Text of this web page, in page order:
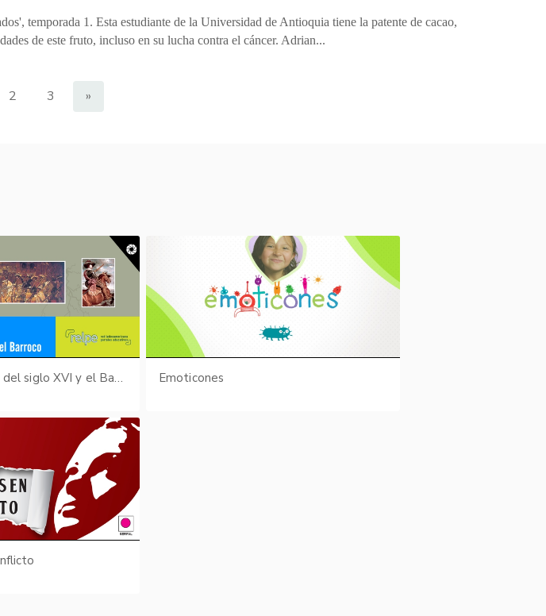
temporada 1. Esta estudiante de la Universidad de Antioquia tiene la patente de cacao,
de este fruto, incluso en su lucha contra el cáncer. Adrian...
2 3 »
Kairos - La España del siglo XVI y el Barroco Emoticones